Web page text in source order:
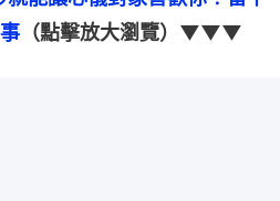
（點擊放大瀏覽）▼▼▼